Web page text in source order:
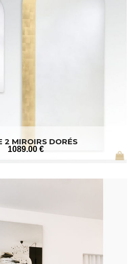
2 MIROIRS DORÉS
1089.00 €